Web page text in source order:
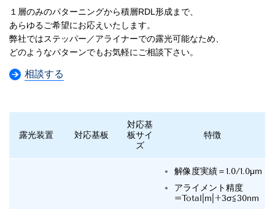
１層のみのパターニングから積層RDL形成まで、
あらゆるご希望にお応えいたします。
弊社ではステッパー／アライナーでの露光可能なため、
どのようなパターンでもお気軽にご相談下さい。
相談する
露光装置 対応基板
対応基
板サイ
ズ
特徴
解像度実績＝1.0/1.0μm
アライメント精度
=Total|m|+3σ≦30nm